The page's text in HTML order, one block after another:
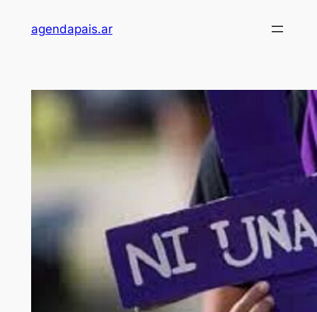
agendapais.ar